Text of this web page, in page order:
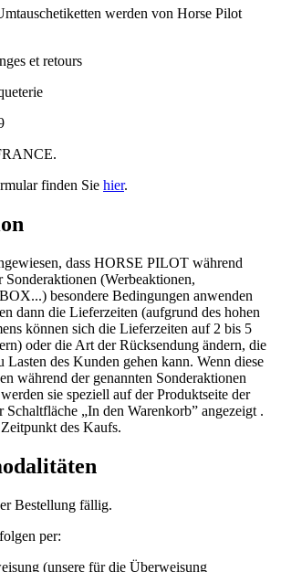
werden von Horse Pilot
et retours
finden Sie hier.
dass HORSE PILOT während
Sonderaktionen (Werbeaktionen,
besondere Bedingungen anwenden
dann die Lieferzeiten (aufgrund des hohen
können sich die Lieferzeiten auf 2 bis 5
oder die Art der Rücksendung ändern, die
Lasten des Kunden gehen kann. Wenn diese
während der genannten Sonderaktionen
sie speziell auf der Produktseite der
Schaltfläche „In den Warenkorb” angezeigt .
des Kaufs.
Bestellung fällig.
per:
(unsere für die Überweisung